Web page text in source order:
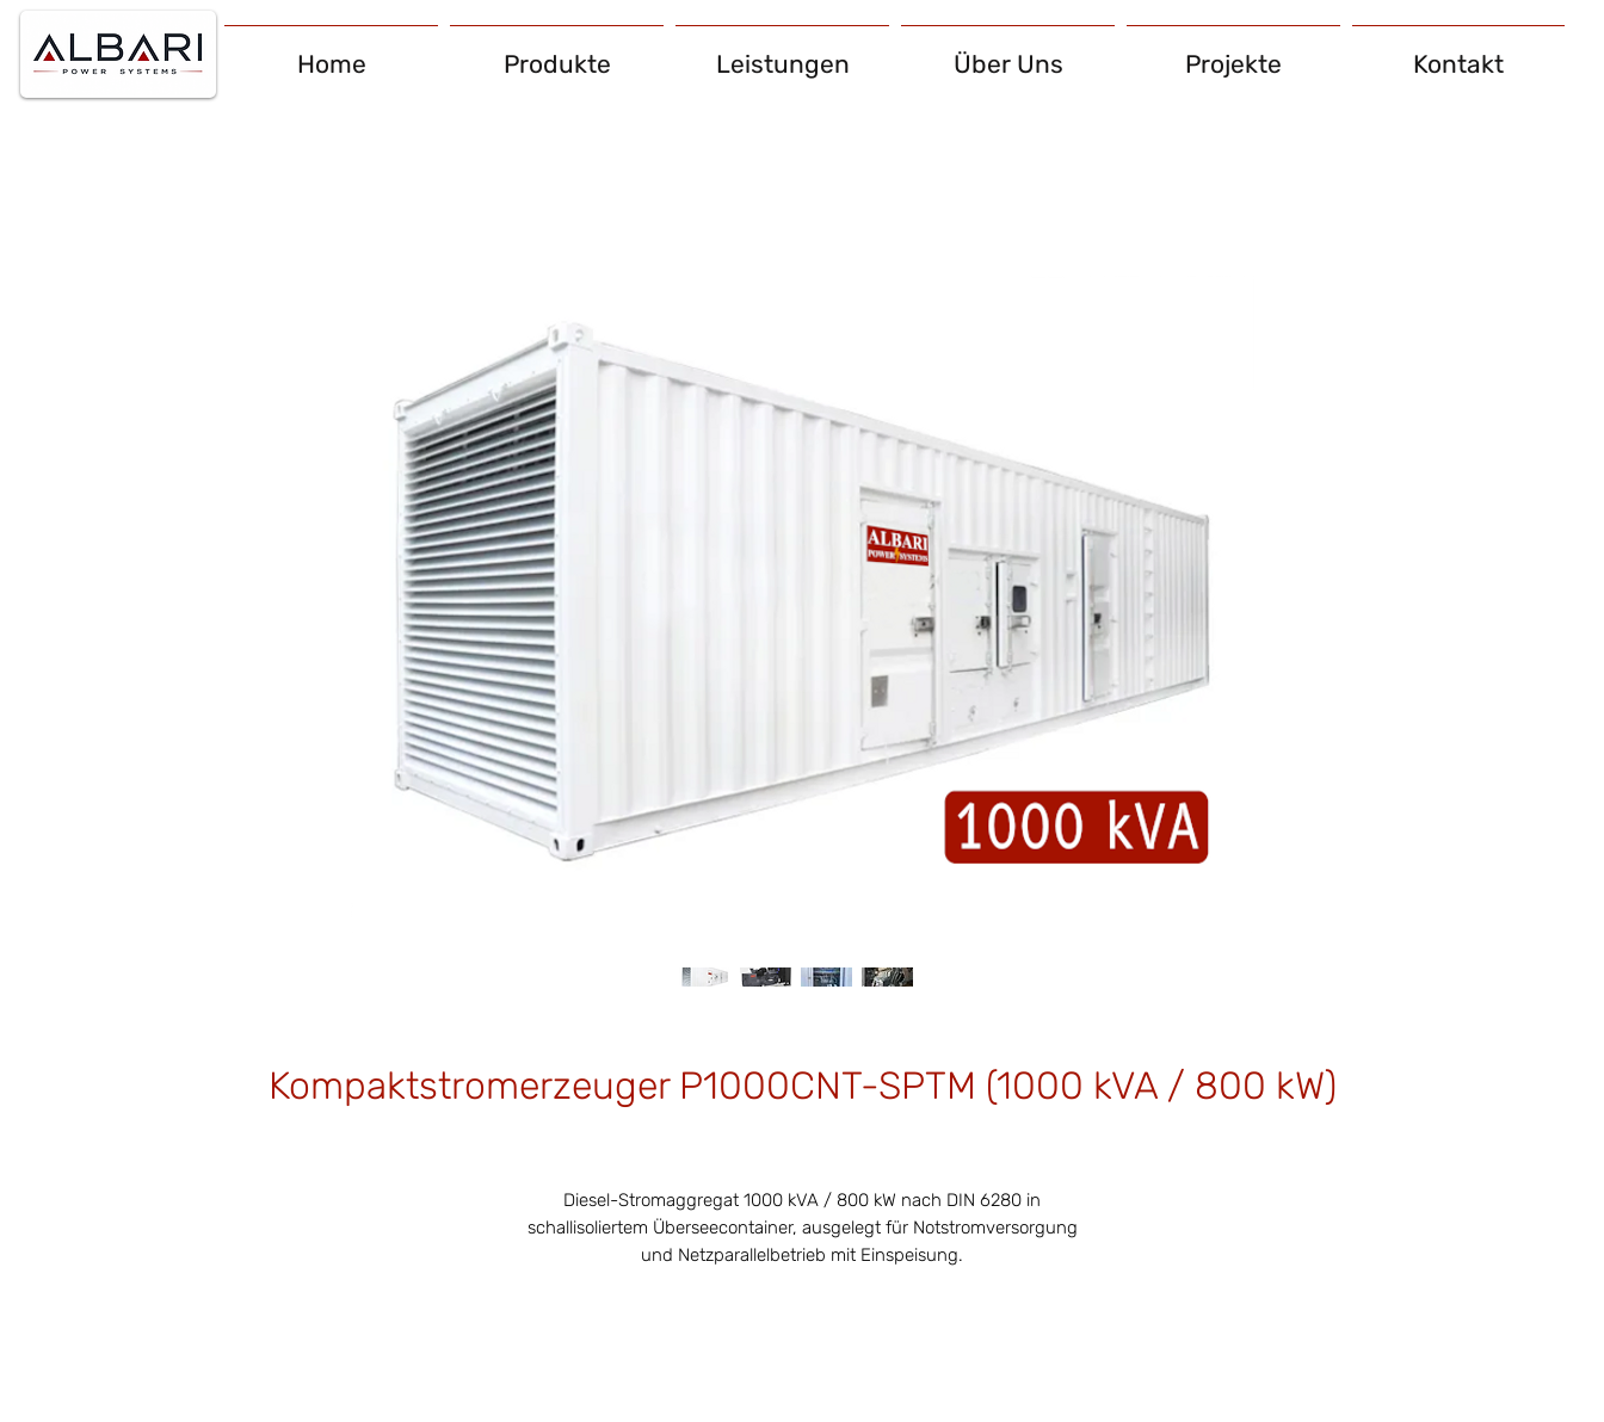
Home Produkte Leistungen Über Uns Projekte Kontakt
Kompaktstromerzeuger P1000CNT-SPTM (1000 kVA / 800 kW)
Diesel-Stromaggregat 1000 kVA / 800 kW nach DIN 6280 in
schallisoliertem Überseecontainer, ausgelegt für Notstromversorgung
und Netzparallelbetrieb mit Einspeisung.